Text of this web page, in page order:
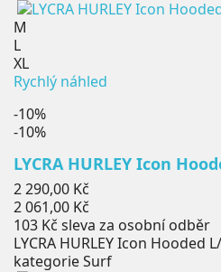
M
L
XL
Rychlý náhled
-10%
-10%
LYCRA HURLEY Icon
Běžná
cena
2 290,00 Kč
Cena
2 061,00 Kč
103 Kč sleva za osobní odběr
LYCRA HURLEY Icon Hooded
kategorie Surf